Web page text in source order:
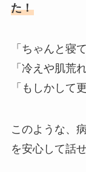
た！
「ちゃんと寝
「冷えや肌荒
「もしかして
このような、
を安心して話